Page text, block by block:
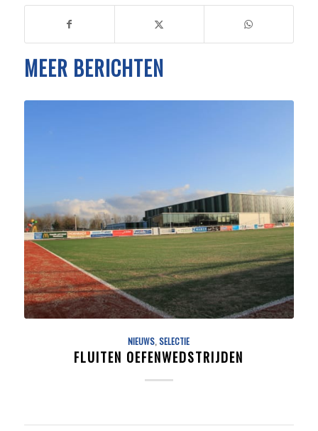
MEER BERICHTEN
NIEUWS,SELECTIE
FLUITEN OEFENWEDSTRIJDEN